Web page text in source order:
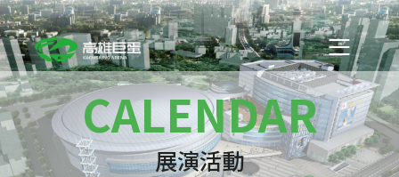
CALENDAR
展演活動